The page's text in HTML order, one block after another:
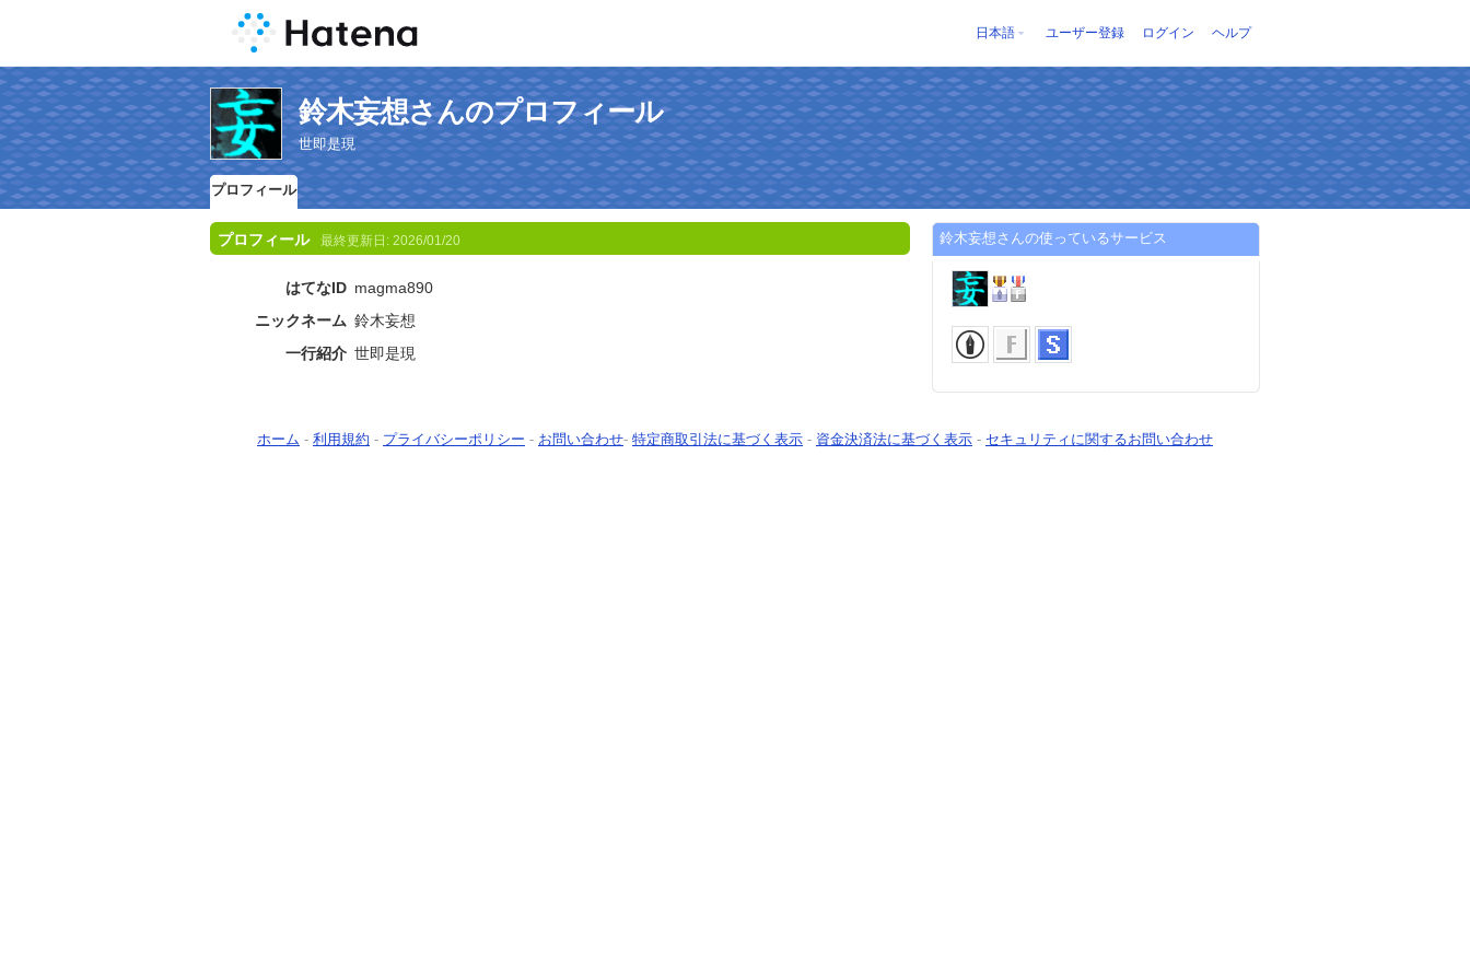
日本語 ユーザー登録 ログイン ヘルプ
鈴木妄想さんのプロフィール
世即是現
プロフィール
プロフィール 最終更新日: 2026/01/20
はてなID magma890
ニックネーム 鈴木妄想
一行紹介 世即是現
鈴木妄想さんの使っているサービス
ホーム - 利用規約 - プライバシーポリシー - お問い合わせ- 特定商取引法に基づく表示 - 資金決済法に基づく表示 - セキュリティに関するお問い合わせ